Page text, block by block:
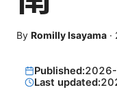
By Romilly Isayama ·
Published:
Last updated: